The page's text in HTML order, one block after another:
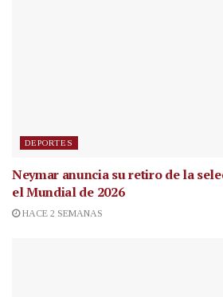
DEPORTES
Neymar anuncia su retiro de la
el Mundial de 2026
HACE 2 SEMANAS